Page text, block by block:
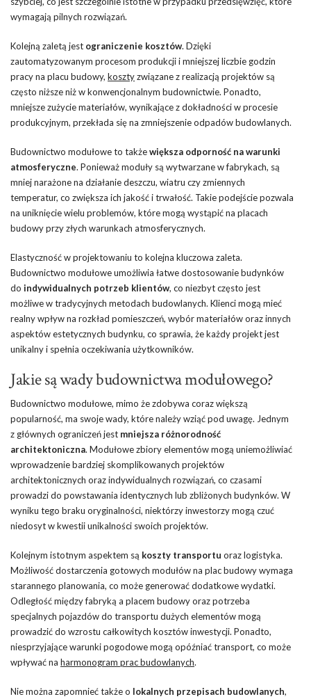
wymagają pilnych rozwiązań.
Kolejną zaletą jest ograniczenie kosztów. Dzięki
zautomatyzowanym procesom produkcji i mniejszej liczbie godzin
pracy na placu budowy, kosztyzwiązane z realizacją projektów są
często niższe niż w konwencjonalnym budownictwie. Ponadto,
mniejsze zużycie materiałów, wynikające z dokładności w procesie
produkcyjnym, przekłada się na zmniejszenie odpadów budowlanych.
Budownictwo modułowe to takżewiększa odporność na warunki
atmosferyczne. Ponieważ moduły są wytwarzane w fabrykach, są
mniej narażone na działanie deszczu, wiatru czy zmiennych
temperatur, co zwiększa ich jakość i trwałość. Takie podejście pozwala
na uniknięcie wielu problemów, które mogą wystąpić na placach
budowy przy złych warunkach atmosferycznych.
Elastyczność w projektowaniu to kolejna kluczowa zaleta.
Budownictwo modułowe umożliwia łatwe dostosowanie budynków
do indywidualnych potrzeb klientów, co niezbyt często jest
możliwe w tradycyjnych metodach budowlanych. Klienci mogą mieć
realny wpływ na rozkład pomieszczeń, wybór materiałów oraz innych
aspektów estetycznych budynku, co sprawia, że każdy projekt jest
unikalny i spełnia oczekiwania użytkowników.
Jakie są wady budownictwa modułowego?
Budownictwo modułowe, mimo że zdobywa coraz większą
popularność, ma swoje wady, które należy wziąć pod uwagę. Jednym
z głównych ograniczeń jest mniejsza różnorodność
architektoniczna. Modułowe zbiory elementów mogą uniemożliwiać
wprowadzenie bardziej skomplikowanych projektów
architektonicznych oraz indywidualnych rozwiązań, co czasami
prowadzi do powstawania identycznych lub zbliżonych budynków. W
wyniku tego braku oryginalności, niektórzy inwestorzy mogą czuć
niedosyt w kwestii unikalności swoich projektów.
Kolejnym istotnym aspektem są koszty transportu oraz logistyka.
Możliwość dostarczenia gotowych modułów na plac budowy wymaga
starannego planowania, co może generować dodatkowe wydatki.
Odległość między fabryką a placem budowy oraz potrzeba
specjalnych pojazdów do transportu dużych elementów mogą
prowadzić do wzrostu całkowitych kosztów inwestycji. Ponadto,
niesprzyjające warunki pogodowe mogą opóźniać transport, co może
wpływać na harmonogram prac budowlanych.
Nie można zapomnieć także o lokalnych przepisach budowlanych,